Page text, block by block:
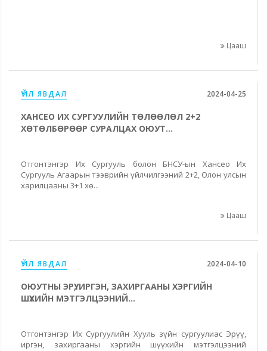
Цааш
ҮЙЛ ЯВДАЛ 2024-04-25
ХАНСЕО ИХ СУРГУУЛИЙН ТӨЛӨӨЛӨЛ 2+2
ХӨТӨЛБӨРӨӨР СУРАЛЦАХ ОЮУТ...
Отгонтэнгэр Их Сургууль болон БНСУ-ын Хансео Их
Сургууль Агаарын тээврийн үйлчилгээний 2+2, Олон улсын
харилцааны 3+1 хө...
Цааш
ҮЙЛ ЯВДАЛ 2024-04-10
ОЮУТНЫ ЭРҮҮ, ИРГЭН, ЗАХИРГААНЫ ХЭРГИЙН
ШҮҮХИЙН МЭТГЭЛЦЭЭНИЙ...
Отгонтэнгэр Их Сургуулийн Хууль зүйн сургуулиас Эрүү,
иргэн, захиргааны хэргийн шүүхийн мэтгэлцээний